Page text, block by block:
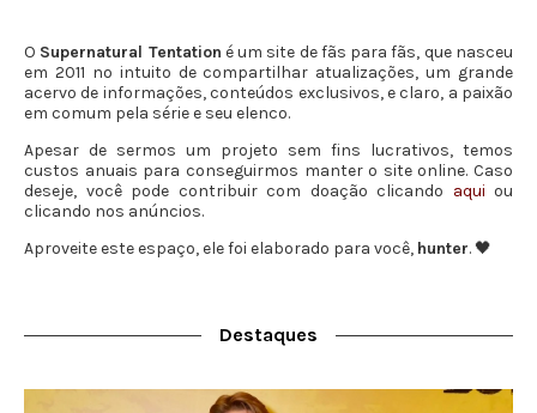
O Supernatural Tentation é um site de fãs para fãs, que nasceu
em 2011 no intuito de compartilhar atualizações, um grande
acervo de informações, conteúdos exclusivos, e claro, a paixão
em comum pela série e seu elenco.
Apesar de sermos um projeto sem fins lucrativos, temos
custos anuais para conseguirmos manter o site online. Caso
deseje, você pode contribuir com doação clicando aqui ou
clicando nos anúncios.
Aproveite este espaço, ele foi elaborado para você, hunter. 🖤
Destaques